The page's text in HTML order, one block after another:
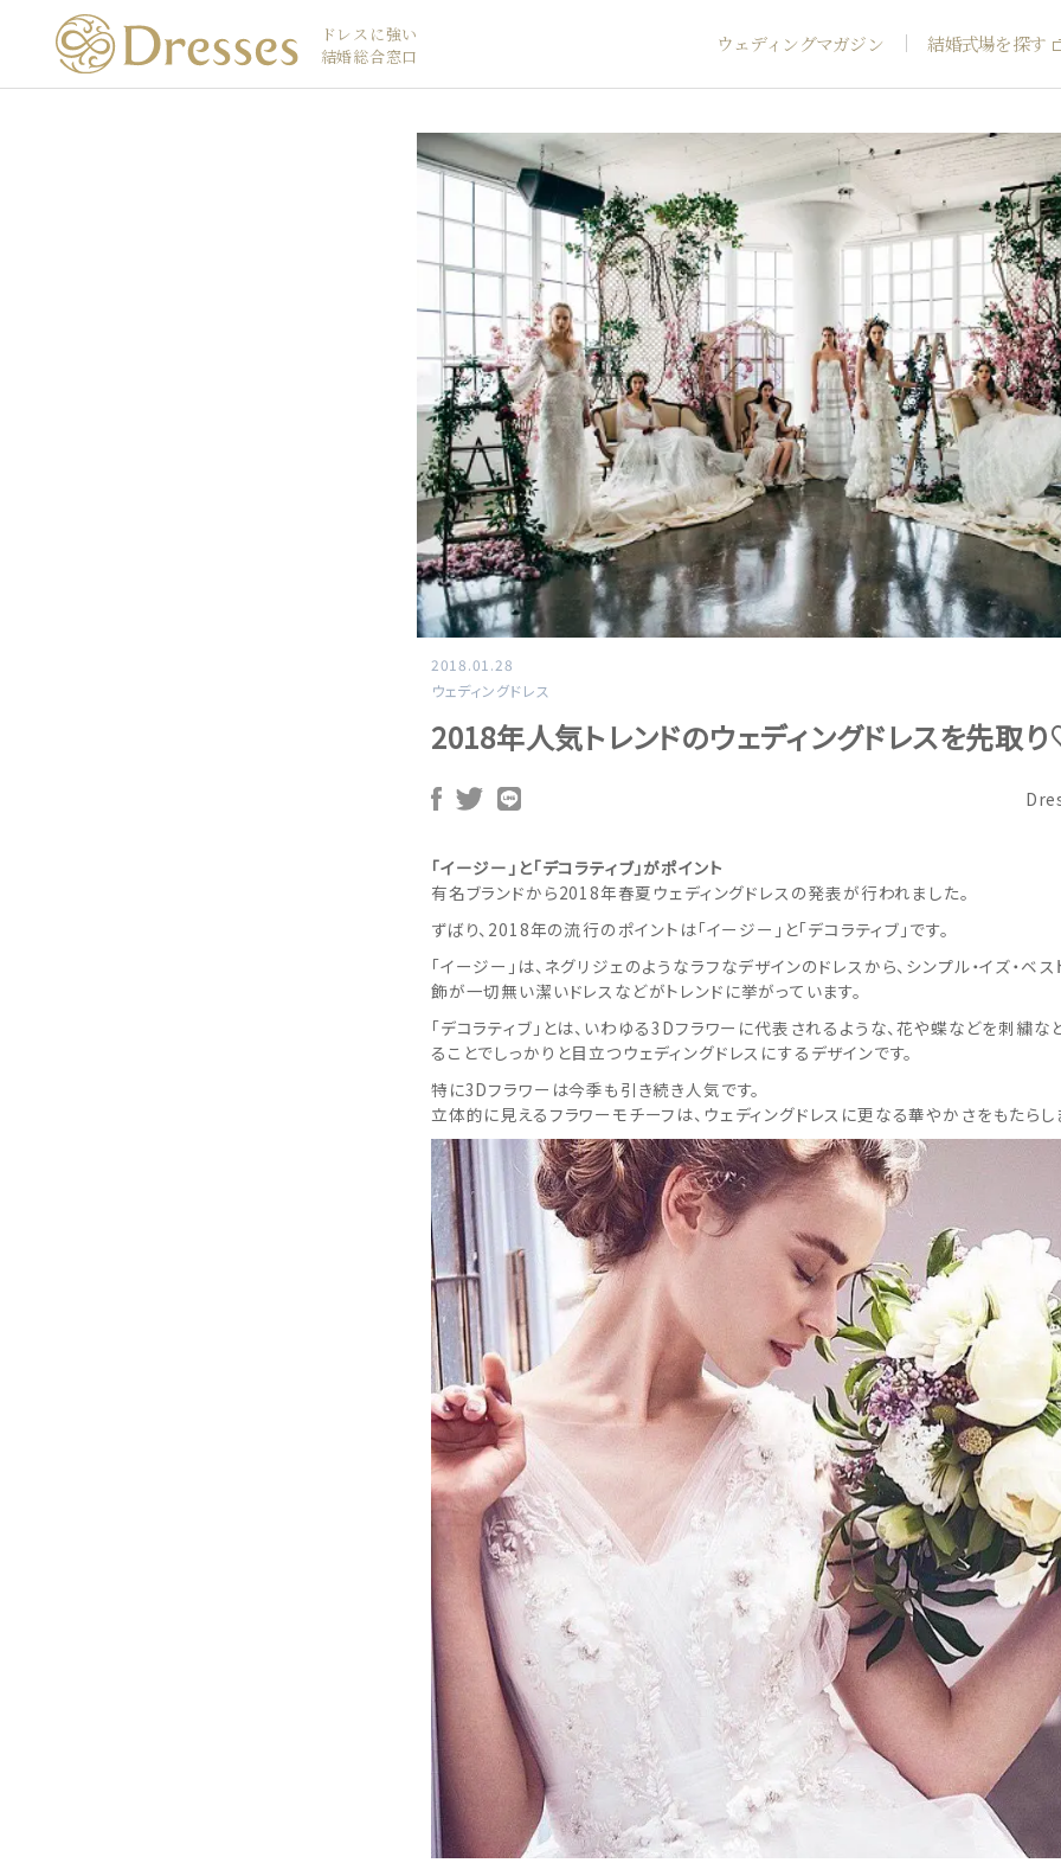
ドレスに強い
結婚総合窓口
ウェディングマガジン 結婚式場を探す
2018.01.28
ウェディングドレス
2018年人気トレンドのウェディングドレスを先取
「イージー」と「デコラティブ」がポイント
有名ブランドから2018年春夏ウェディングドレスの発表が行われました。
ずばり、2018年の流行のポイントは「イージー」と「デコラティブ」です。
「イージー」は、ネグリジェのようなラフなデザインのドレスから、シンプル・イズ・ベ
飾が一切無い潔いドレスなどがトレンドに挙がっています。
「デコラティブ」とは、いわゆる3Dフラワーに代表されるような、花や蝶などを刺繍
ることでしっかりと目立つウェディングドレスにするデザインです。
特に3Dフラワーは今季も引き続き人気です。
立体的に見えるフラワーモチーフは、ウェディングドレスに更なる華やかさをもたらし